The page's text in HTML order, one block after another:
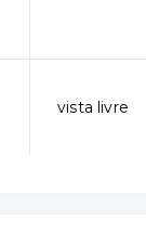
vista livre